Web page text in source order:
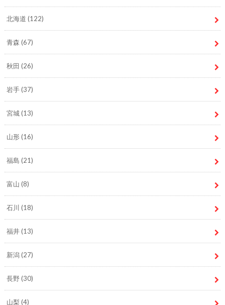
北海道 (122)
青森 (67)
秋田 (26)
岩手(37)
宮城(13)
山形(16)
福島 (21)
富山 (8)
石川 (18)
福井(13)
新潟(27)
長野(30)
山梨 (4)